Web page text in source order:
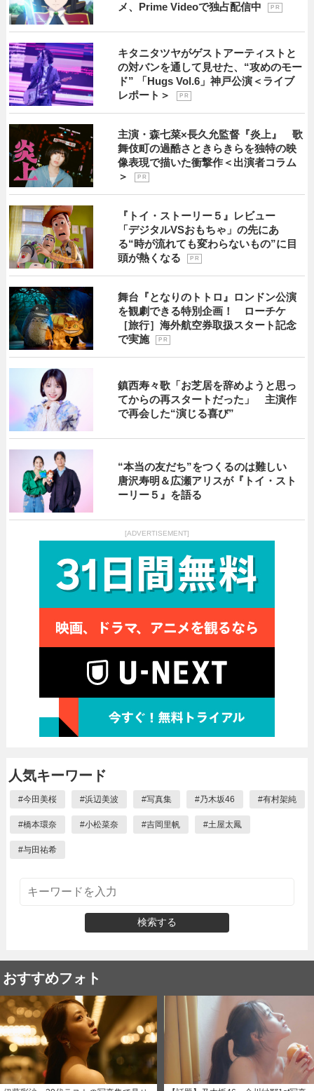
メ、Prime Videoで独占配信中
P R
キタニタツヤがゲストアーティストと
の対バンを通して見せた、“攻めのモー
ド” 「Hugs Vol.6」神戸公演＜ライブ
レポート＞
P R
主演・森七菜×長久允監督『炎上』 歌
舞伎町の過酷さときらきらを独特の映
像表現で描いた衝撃作＜出演者コラム
＞
P R
『トイ・ストーリー５』レビュー
「デジタルVSおもちゃ」の先にあ
る“時が流れても変わらないもの”に目
頭が熱くなる
P R
舞台『となりのトトロ』ロンドン公演
を観劇できる特別企画！ ローチケ
［旅行］海外航空券取扱スタート記念
で実施
P R
鎮西寿々歌「お芝居を辞めようと思っ
てからの再スタートだった」 主演作
で再会した“演じる喜び”
“本当の友だち”をつくるのは難しい
唐沢寿明＆広瀬アリスが『トイ・スト
ーリー５』を語る
[ADVERTISEMENT]
人気キーワード
#今田美桜 #浜辺美波 #写真集 #乃木坂46 #有村架純
#橋本環奈 #小松菜奈 #吉岡里帆 #土屋太鳳
#与田祐希
検索する
おすすめフォト